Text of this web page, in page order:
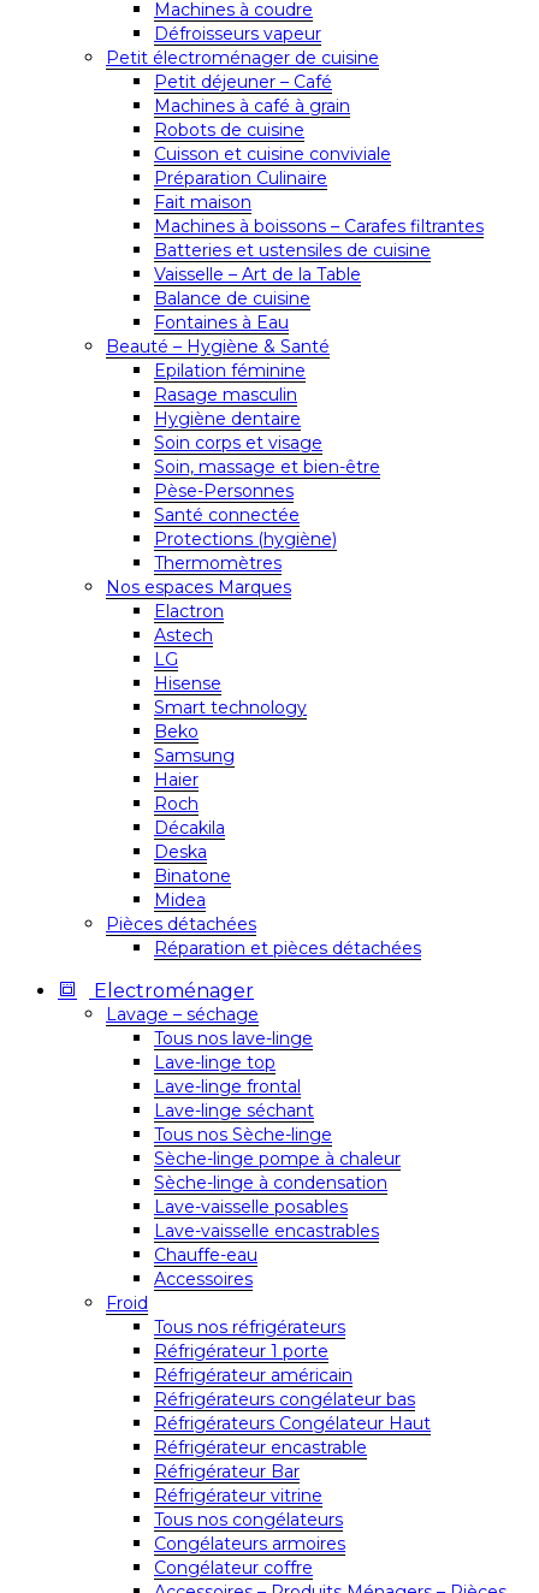
Machines à coudre
Défroisseurs vapeur
Petit électroménager de cuisine
Petit déjeuner – Café
Machines à café à grain
Robots de cuisine
Cuisson et cuisine conviviale
Préparation Culinaire
Fait maison
Machines à boissons – Carafes filtrantes
Batteries et ustensiles de cuisine
Vaisselle – Art de la Table
Balance de cuisine
Fontaines à Eau
Beauté – Hygiène & Santé
Epilation féminine
Rasage masculin
Hygiène dentaire
Soin corps et visage
Soin, massage et bien-être
Pèse-Personnes
Santé connectée
Protections (hygiène)
Thermomètres
Nos espaces Marques
Elactron
Astech
LG
Hisense
Smart technology
Beko
Samsung
Haier
Roch
Décakila
Deska
Binatone
Midea
Pièces détachées
Réparation et pièces détachées
Electroménager
Lavage – séchage
Tous nos lave-linge
Lave-linge top
Lave-linge frontal
Lave-linge séchant
Tous nos Sèche-linge
Sèche-linge pompe à chaleur
Sèche-linge à condensation
Lave-vaisselle posables
Lave-vaisselle encastrables
Chauffe-eau
Accessoires
Froid
Tous nos réfrigérateurs
Réfrigérateur 1 porte
Réfrigérateur américain
Réfrigérateurs congélateur bas
Réfrigérateurs Congélateur Haut
Réfrigérateur encastrable
Réfrigérateur Bar
Réfrigérateur vitrine
Tous nos congélateurs
Congélateurs armoires
Congélateur coffre